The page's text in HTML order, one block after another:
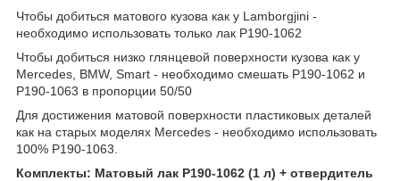
Чтобы добиться матового кузова как у Lamborgjini -
необходимо использовать только лак P190-1062
Чтобы добиться низко глянцевой поверхности кузова как у
Mercedes, BMW, Smart - необходимо смешать P190-1062 и
P190-1063 в пропорции 50/50
Для достижения матовой поверхности пластиковых деталей
как на старых моделях Mercedes - необходимо использовать
100% P190-1063.
Комплекты: Матовый лак P190-1062 (1 л) + отвердитель